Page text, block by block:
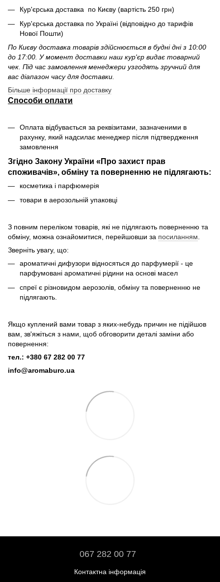
Кур'єрська доставка по Києву (вартість 250 грн)
Кур'єрська доставка по Україні (відповідно до тарифів
Нової Пошти)
По Києву доставка товарів здійснюється в будні дні з 10:00
до 17:00. У момент доставки наш кур'єр видає товарний
чек. Під час замовлення менеджери узгодять зручний для
вас діапазон часу для доставки.
Більше інформації про доставку
Способи оплати
Оплата відбувається за реквізитами, зазначеними в
рахунку, який надсилає менеджер після підтвердження
замовлення
Згідно Закону України «Про захист прав
споживачів», обміну та поверненню не підлягають:
косметика і парфюмерія
товари в аерозольній упаковці
З повним переліком товарів, які не підлягають поверненню та
обміну, можна ознайомитися, перейшовши за посиланням
Зверніть увагу, що:
ароматичні дифузори відносяться до парфумерії - це
парфумовані ароматичні рідини на основі масел
спреї є різновидом аерозолів, обміну та поверненню не
підлягають.
Якщо куплений вами товар з яких-небудь причин не підійшов
вам, зв'яжіться з нами, щоб обговорити деталі заміни або
повернення:
тел.: +380 67 282 00 77
info@aromaburo.ua
067 282 00 77
Контактна інформація